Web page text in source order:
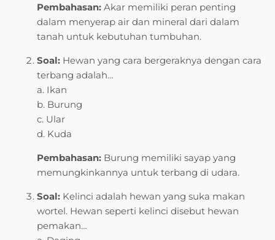
Pembahasan: Akar memiliki peran penting
dalam menyerap air dan mineral dari dalam
tanah untuk kebutuhan tumbuhan.
Soal: Hewan yang cara bergeraknya dengan cara
terbang adalah…
a. Ikan
b. Burung
c. Ular
d. Kuda
Pembahasan: Burung memiliki sayap yang
memungkinkannya untuk terbang di udara.
Soal: Kelinci adalah hewan yang suka makan
wortel. Hewan seperti kelinci disebut hewan
pemakan…